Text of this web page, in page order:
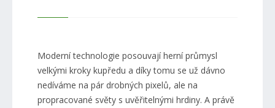
Moderní technologie posouvají herní průmysl
velkými kroky kupředu a díky tomu se už dávno
nedíváme na pár drobných pixelů, ale na
propracované světy s uvěřitelnými hrdiny. A právě